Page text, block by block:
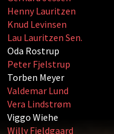
Henny Lauritzen
Knud Levinsen
Lau Lauritzen Sen.
Oda Rostrup
Peter Fjelstrup
Torben Meyer
Valdemar Lund
Vera Lindstrøm
Viggo Wiehe
Willy Fjeldgaard